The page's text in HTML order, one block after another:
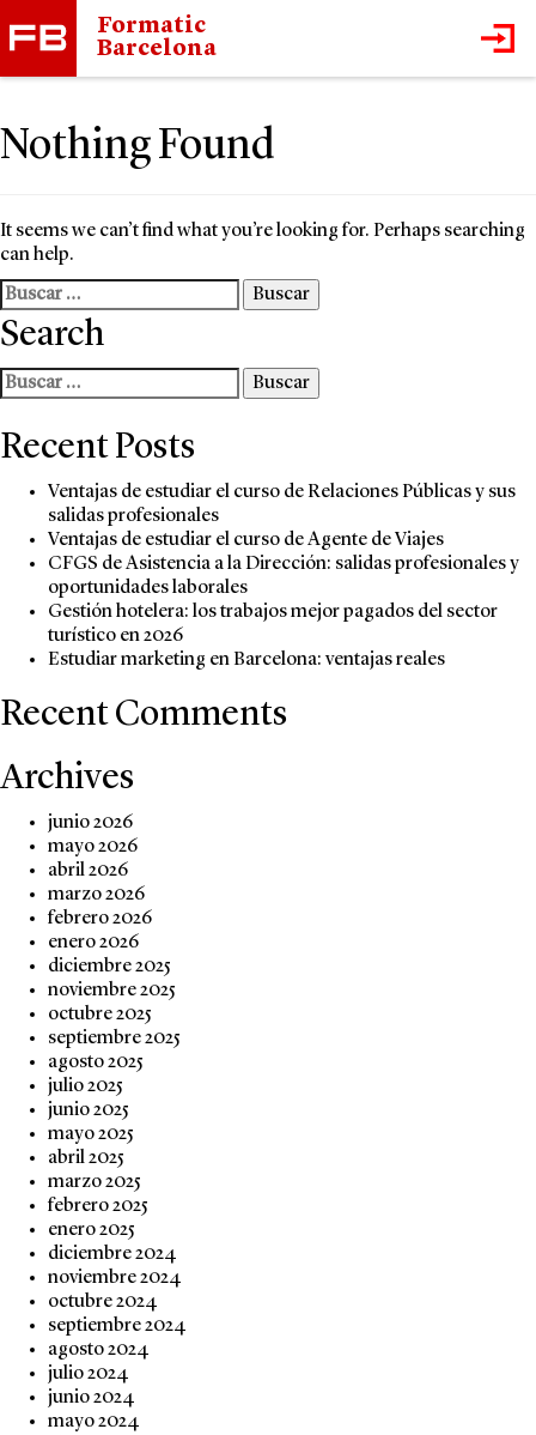
Formatic
Barcelona
Nothing Found
It seems we can’t find what you’re looking for. Perhaps searching
can help.
Buscar:
Search
Buscar:
Recent Posts
Ventajas de estudiar el curso de Relaciones Públicas y sus
salidas profesionales
Ventajas de estudiar el curso de Agente de Viajes
CFGS de Asistencia a la Dirección: salidas profesionales y
oportunidades laborales
Gestión hotelera: los trabajos mejor pagados del sector
turístico en 2026
Estudiar marketing en Barcelona: ventajas reales
Recent Comments
Archives
junio 2026
mayo 2026
abril 2026
marzo 2026
febrero 2026
enero 2026
diciembre 2025
noviembre 2025
octubre 2025
septiembre 2025
agosto 2025
julio 2025
junio 2025
mayo 2025
abril 2025
marzo 2025
febrero 2025
enero 2025
diciembre 2024
noviembre 2024
octubre 2024
septiembre 2024
agosto 2024
julio 2024
junio 2024
mayo 2024